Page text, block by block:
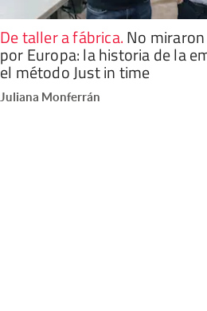
De taller a fábrica.No
por Europa: la historia de la
el método Just in time
Juliana Monferrán